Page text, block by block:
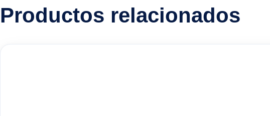
Productos relacionados